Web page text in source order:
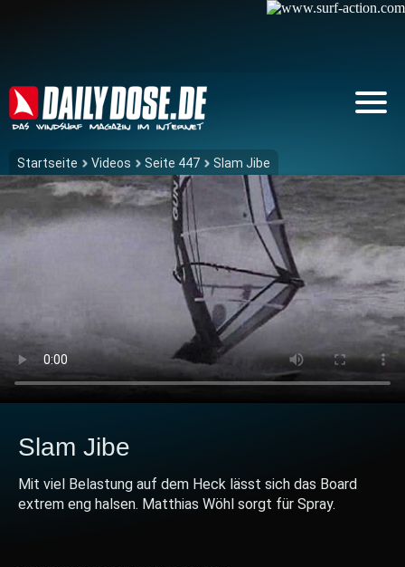
Startseite Videos Seite 447 Slam Jibe
Slam Jibe
Mit viel Belastung auf dem Heck lässt sich das Board
extrem eng halsen. Matthias Wöhl sorgt für Spray.